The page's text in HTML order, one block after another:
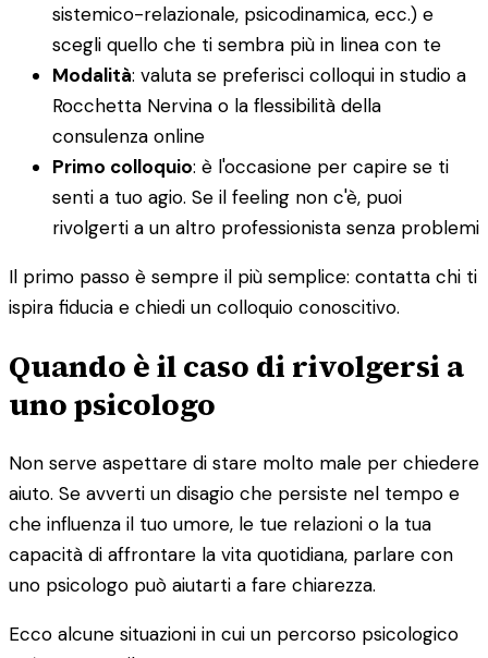
sistemico-relazionale, psicodinamica, ecc.) e
scegli quello che ti sembra più in linea con te
Modalità: valuta se preferisci colloqui in studio a
Rocchetta Nervina o la flessibilità della
consulenza online
Primo colloquio: è l'occasione per capire se ti
senti a tuo agio. Se il feeling non c'è, puoi
rivolgerti a un altro professionista senza problemi
Il primo passo è sempre il più semplice: contatta chi ti
ispira fiducia e chiedi un colloquio conoscitivo.
Quando è il caso di rivolgersi a
uno psicologo
Non serve aspettare di stare molto male per chiedere
aiuto. Se avverti un disagio che persiste nel tempo e
che influenza il tuo umore, le tue relazioni o la tua
capacità di affrontare la vita quotidiana, parlare con
uno psicologo può aiutarti a fare chiarezza.
Ecco alcune situazioni in cui un percorso psicologico